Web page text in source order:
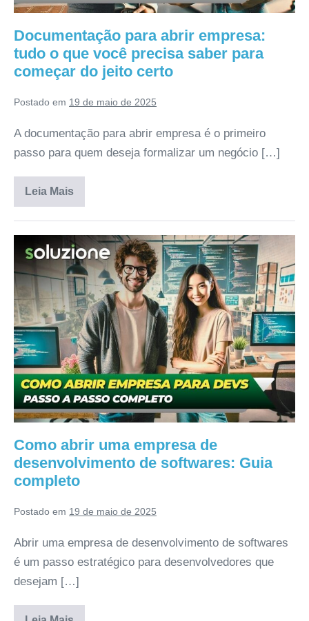
Documentação para abrir empresa:
tudo o que você precisa saber para
começar do jeito certo
Postado em 19 de maio de 2025
A documentação para abrir empresa é o primeiro
passo para quem deseja formalizar um negócio […]
Leia Mais
Como abrir uma empresa de
desenvolvimento de softwares: Guia
completo
Postado em 19 de maio de 2025
Abrir uma empresa de desenvolvimento de softwares
é um passo estratégico para desenvolvedores que
desejam […]